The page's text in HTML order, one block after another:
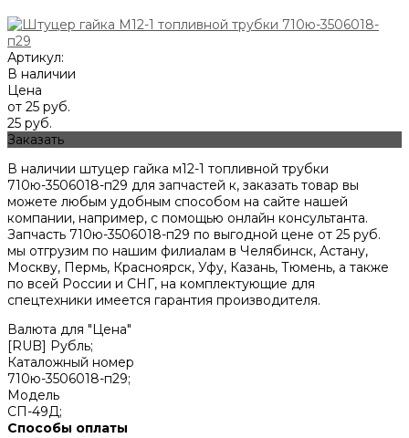
Артикул:
В наличии
Цена
от 25 руб.
25 руб.
Заказать
В наличии штуцер гайка м12-1 топливной трубки
710ю-3506018-п29 для запчастей к, заказать товар вы
можете любым удобным способом на сайте нашей
компании, например, с помощью онлайн консультанта.
Запчасть 710ю-3506018-п29 по выгодной цене от 25 руб.
мы отгрузим по нашим филиалам в Челябинск, Астану,
Москву, Пермь, Красноярск, Уфу, Казань, Тюмень, а также
по всей России и СНГ, на комплектующие для
спецтехники имеется гарантия производителя.
Валюта для "Цена"
[RUB] Рубль;
Каталожный номер
710ю-3506018-п29;
Модель
СП-49Д;
Способы оплаты